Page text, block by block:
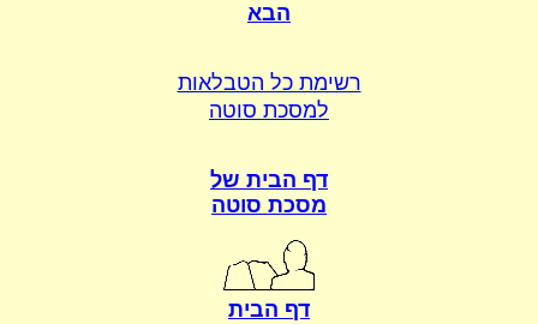
הבא
רשימת כל הטבלאות
למסכת סוטה
דף הבית של
מסכת סוטה
דף הבית